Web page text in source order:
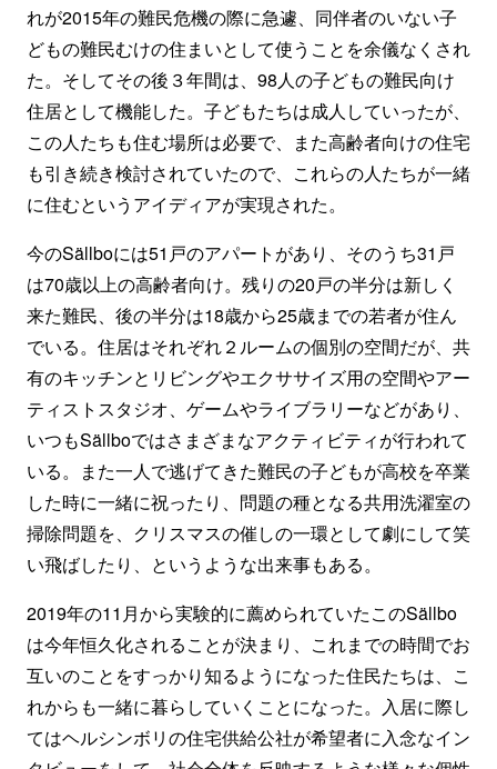
れが2015年の難民危機の際に急遽、同伴者のいない子
どもの難民むけの住まいとして使うことを余儀なくされ
た。そしてその後３年間は、98人の子どもの難民向け
住居として機能した。子どもたちは成人していったが、
この人たちも住む場所は必要で、また高齢者向けの住宅
も引き続き検討されていたので、これらの人たちが一緒
に住むというアイディアが実現された。
今のSällboには51戸のアパートがあり、そのうち31戸
は70歳以上の高齢者向け。残りの20戸の半分は新しく
来た難民、後の半分は18歳から25歳までの若者が住ん
でいる。住居はそれぞれ２ルームの個別の空間だが、共
有のキッチンとリビングやエクササイズ用の空間やアー
ティストスタジオ、ゲームやライブラリーなどがあり、
いつもSällboではさまざまなアクティビティが行われて
いる。また一人で逃げてきた難民の子どもが高校を卒業
した時に一緒に祝ったり、問題の種となる共用洗濯室の
掃除問題を、クリスマスの催しの一環として劇にして笑
い飛ばしたり、というような出来事もある。
2019年の11月から実験的に薦められていたこのSällbo
は今年恒久化されることが決まり、これまでの時間でお
互いのことをすっかり知るようになった住民たちは、こ
れからも一緒に暮らしていくことになった。入居に際し
てはヘルシンボリの住宅供給公社が希望者に入念なイン